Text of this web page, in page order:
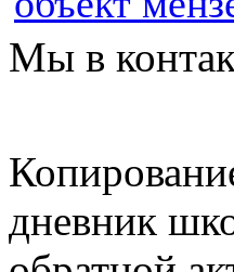
Мы в
дневник